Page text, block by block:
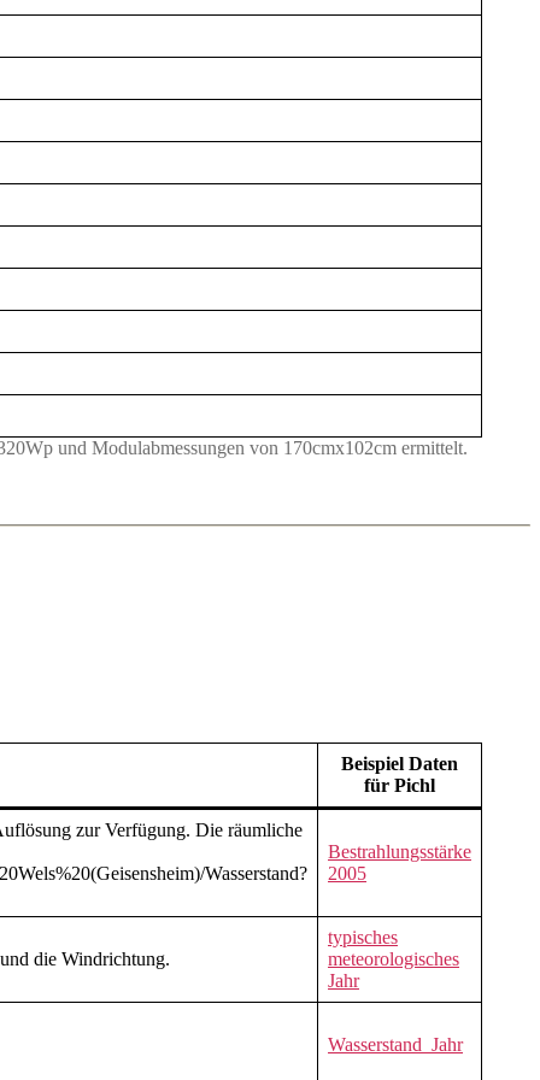
und Modulabmessungen von 170cmx102cm ermittelt.
Beispiel Daten
für Pichl
zur Verfügung. Die räumliche
Wasserstand?
Bestrahlungsstärke
2005
die Windrichtung.
typisches
meteorologisches
Jahr
Wasserstand_Jahr